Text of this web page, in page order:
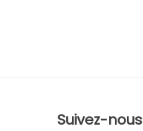
Suivez-nous